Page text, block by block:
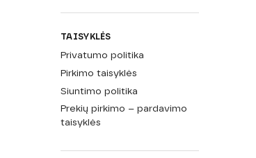
TAISYKLĖS
Privatumo politika
Pirkimo taisyklės
Siuntimo politika
Prekių pirkimo – pardavimo
taisyklės